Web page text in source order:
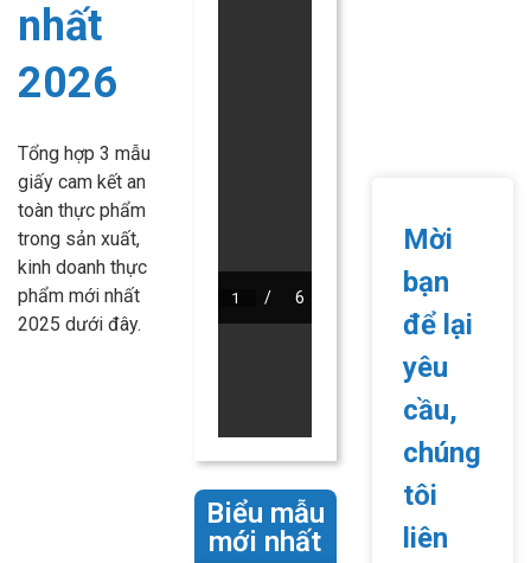
nhất
2026
Tổng hợp 3 mẫu
giấy cam kết an
toàn thực phẩm
trong sản xuất,
kinh doanh thực
phẩm mới nhất
2025 dưới đây.
Biểu mẫu
mới nhất
Mời
bạn
để lại
yêu
cầu,
chúng
tôi
liên